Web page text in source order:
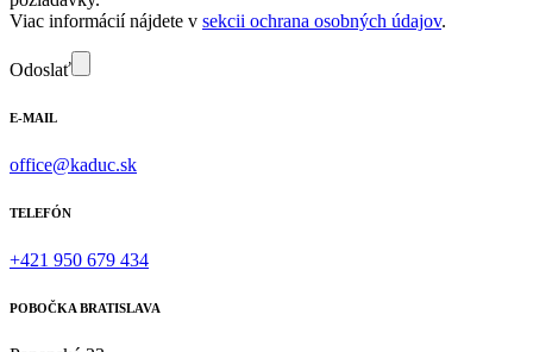
Viac informácií nájdete v sekcii ochrana osobných údajov.
Odoslať
E-MAIL
office@kaduc.sk
TELEFÓN
+421 950 679 434
POBOČKA BRATISLAVA